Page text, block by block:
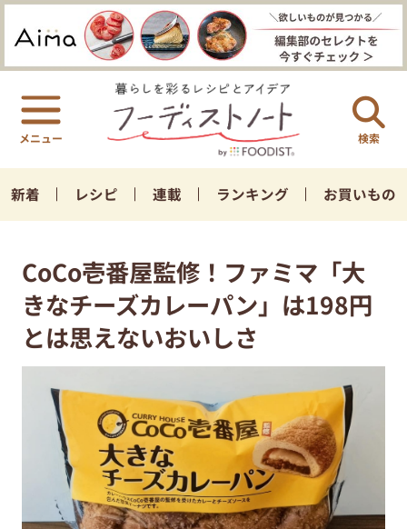
検索
新着 レシピ 連載 ランキング お買いもの
CoCo壱番屋監修！ファミマ「大
きなチーズカレーパン」は198円
とは思えないおいしさ